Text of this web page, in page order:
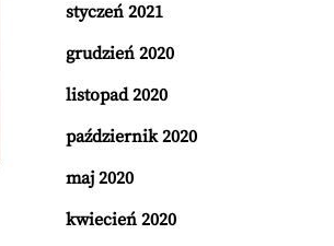
styczeń 2021
grudzień 2020
listopad 2020
październik 2020
maj 2020
kwiecień 2020